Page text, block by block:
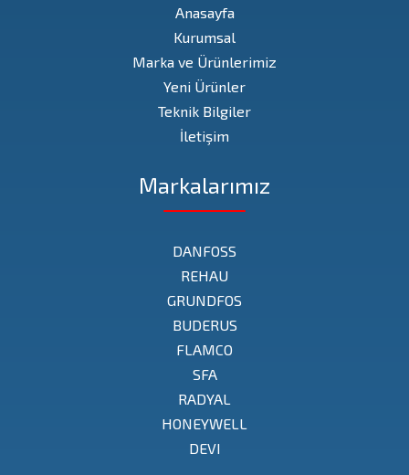
Anasayfa
Kurumsal
Marka ve Ürünlerimiz
Yeni Ürünler
Teknik Bilgiler
İletişim
Markalarımız
DANFOSS
REHAU
GRUNDFOS
BUDERUS
FLAMCO
SFA
RADYAL
HONEYWELL
DEVI